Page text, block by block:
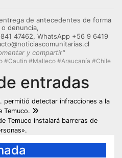
de antecedentes de forma
o denuncia,
47462, WhatsApp +56 9 6419
y compartir"
#Cautin #Malleco #Araucanía #Chile
entradas
permitió detectar infracciones a la
Temuco.
Temuco instalará barreras de